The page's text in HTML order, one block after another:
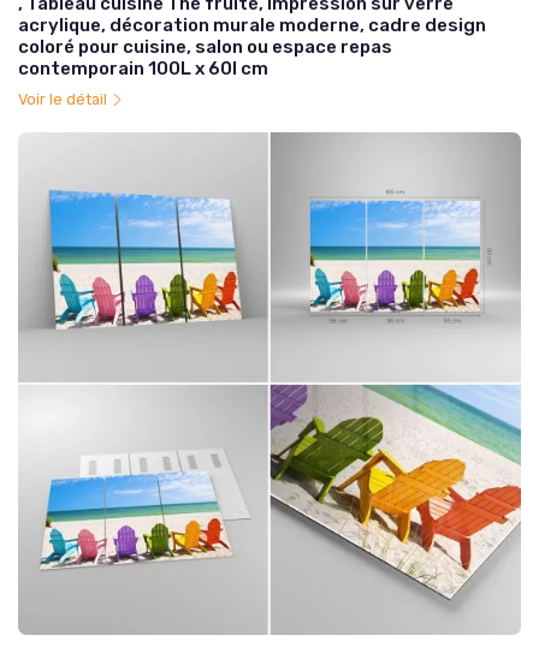
acrylique, décoration murale moderne, cadre design
coloré pour cuisine, salon ou espace repas
contemporain 100L x 60l cm
Voir le détail